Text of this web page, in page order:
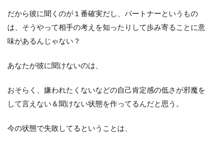
だから彼に聞くのが１番確実だし、パートナーというもの
は、そうやって相手の考えを知ったりして歩み寄ることに意
味があるんじゃない？
あなたが彼に聞けないのは、
おそらく、嫌われたくないなどの自己肯定感の低さが邪魔を
して言えない＆聞けない状態を作ってるんだと思う。
今の状態で失敗してるということは、